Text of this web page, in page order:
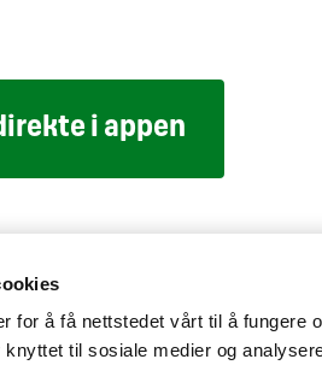
for å få nettstedet vårt til å fungere
til sosiale medier og
i appen
Personvernerklæring